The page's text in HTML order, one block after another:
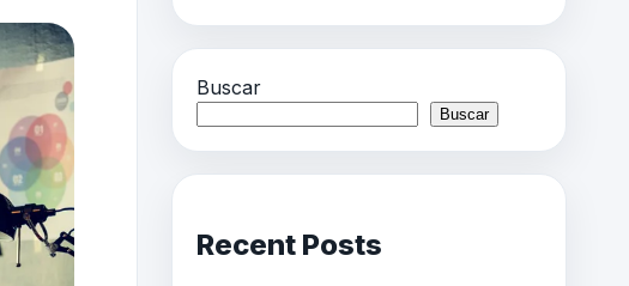
Buscar
Buscar
Recent Posts